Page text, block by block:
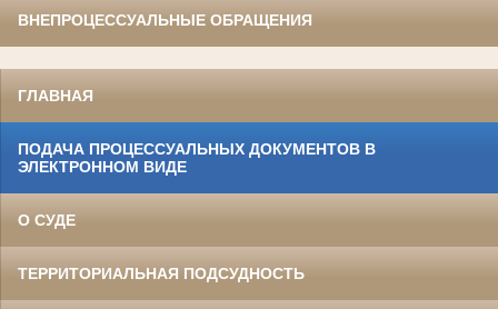
ВНЕПРОЦЕССУАЛЬНЫЕ ОБРАЩЕНИЯ
ГЛАВНАЯ
ПОДАЧА ПРОЦЕССУАЛЬНЫХ ДОКУМЕНТОВ В
ЭЛЕКТРОННОМ ВИДЕ
О СУДЕ
ТЕРРИТОРИАЛЬНАЯ ПОДСУДНОСТЬ